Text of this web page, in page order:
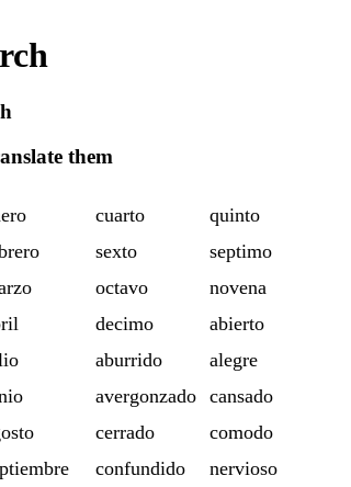
them
cuarto
quinto
sexto
septimo
octavo
novena
decimo
abierto
aburrido
alegre
avergonzado
cansado
cerrado
comodo
confundido
nervioso